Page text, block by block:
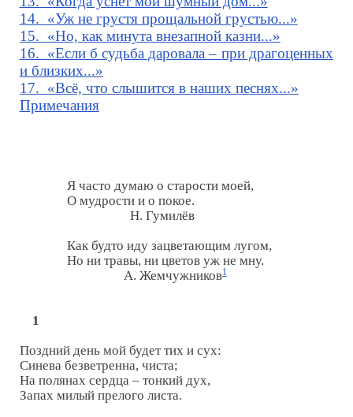
14. «Уж не грустя прощальной грустью...»
15. «Но, как минута внезапной казни...»
16. «Если б судьба даровала – при драгоценных
и близких...»
17. «Всё, что слышится в наших песнях...»
Примечания
               Я часто думаю о старости моей,
               О мудрости и о покое.
                                   Н. Гумилёв
               Как будто иду зацветающим лугом,
               Но ни травы, ни цветов уж не мну.
                                 А. Жемчужников
1
1
Поздний день мой будет тих и сух:
Синева безветренна, чиста;
На полянах сердца – тонкий дух,
Запах милый прелого листа.